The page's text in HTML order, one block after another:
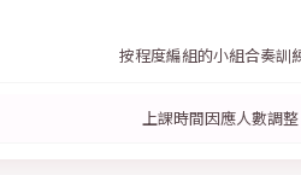
按程度編組的小組合奏訓
上課時間因應人數調